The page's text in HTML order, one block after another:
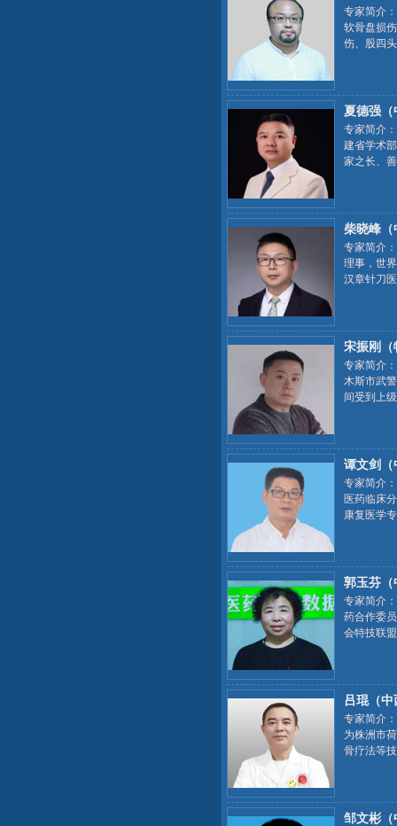
专家简介
软骨盘损
伤、股四
夏德强（
专家简介
建省学术
家之长、
柴晓峰（
专家简介
理事，世
汉章针刀
宋振刚（
专家简介
木斯市武
间受到上
谭文剑（
专家简介
医药临床
康复医学
郭玉芬（
专家简介
药合作委
会特技联
吕琨（
专家简介
为株洲市
骨疗法等
邹文彬（